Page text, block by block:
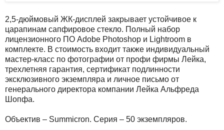
2,5-дюймовый ЖК-дисплей закрывает устойчивое к
царапинам сапфировое стекло. Полный набор
лицензионного ПО Adobe Photoshop и Lightroom в
комплекте. В стоимость входит также индивидуальный
мастер-класс по фотографии от профи фирмы Лейка,
трехлетняя гарантия, сертификат подлинности
эксклюзивного экземпляра и личное письмо от
генерального директора компании Лейка Альфреда
Шопфа.
Объектив – Summicron. Серия – 50 экземпляров.